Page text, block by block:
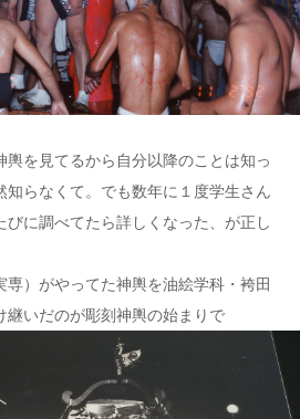
を見てるから自分以降のことは知っ
知らなくて。でも数年に１度学生さん
に調べてたら詳しくなった、が正し
専）がやってた神輿を油絵学科・袴田
継いだのが彫刻神輿の始まりで